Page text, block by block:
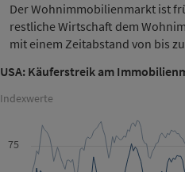
Der Wohnimmobilienmarkt ist
restliche Wirtschaft dem
mit einem Zeitabstand von bis
USA: Käuferstreik am
Indexwerte
75